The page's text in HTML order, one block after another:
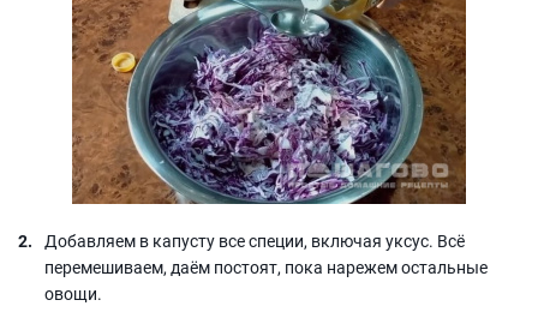
Добавляем в капусту все специи, включая уксус. Всё
перемешиваем, даём постоят, пока нарежем остальные
овощи.